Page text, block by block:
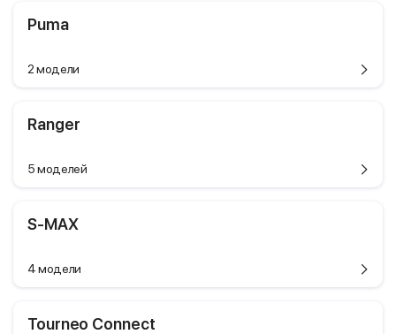
Puma
2 модели
Ranger
5 моделей
S-MAX
4 модели
Tourneo Connect